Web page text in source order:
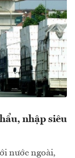
nhập siêu
nước ngoài,